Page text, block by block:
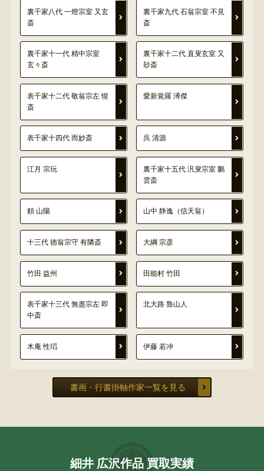
裏千家八代 一燈宗室 又玄
斎
裏千家九代 石翁宗室 不見
斎
裏千家十一代 精中宗室
玄々斎
裏千家十二代 直叟玄室 又
玅斎
表千家十二代 敬翁宗左 惺
斎
愛新覚羅 溥傑
表千家十四代 而妙斎 呉 清源
江月 宗玩
裏千家十五代 汎叟宗室 鵬
雲斎
頼 山陽 山中 静逸（信天翁）
十三代 徳翁宗守 有隣斎 大綱 宗彦
竹田 益州 田能村 竹田
表千家十三代 無盡宗左 即
中斎
北大路 魯山人
木庵 性瑫 伊藤 若冲
書画・行書掛軸作家一覧を見る
細井 広沢作品 買取実績